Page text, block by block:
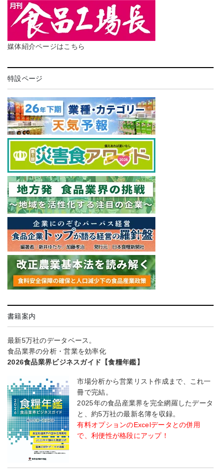
媒体紹介ページはこちら
特設ページ
書籍案内
最新5万社のデータベース。
食品業界の分析・営業を効率化
2026食品業界ビジネスガイド【食糧年鑑】
市場分析から営業リスト作成まで、これ一
冊で完結。
2025年の食品産業界を完全網羅したデータ
と、約5万社の最新名簿を収録。
有料オプションのExcelデータとの併用
で、利便性が格段にアップ！